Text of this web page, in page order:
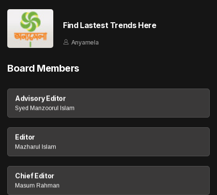
Find Lastest Trends Here
Anyamela
Board Members
Advisory Editor
Syed Manzoorul Islam
Editor
Mazharul Islam
Chief Editor
Masum Rahman